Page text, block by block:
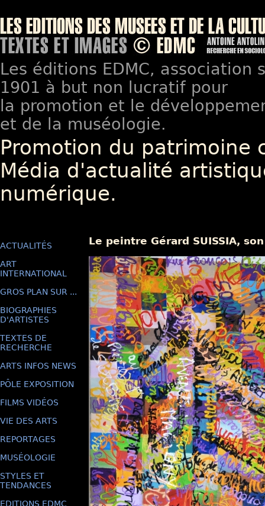
Les éditions EDMC, association
1901 à but non lucratif pour
la promotion et le
et de la muséologie.
Promotion du patrimoine
Média d'actualité
numérique.
ACTUALITÉS
ART
INTERNATIONAL
GROS PLAN SUR ...
BIOGRAPHIES
D'ARTISTES
TEXTES DE
RECHERCHE
ARTS INFOS NEWS
PÔLE EXPOSITION
FILMS VIDÉOS
VIE DES ARTS
REPORTAGES
MUSÉOLOGIE
STYLES ET
TENDANCES
EDITIONS EDMC
Le peintre Gérard SUISSIA,